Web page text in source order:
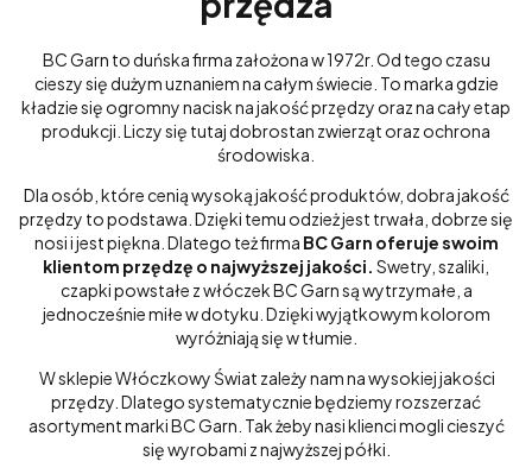
BC Garn to duńska firma założona w 1972r. Od tego czasu
cieszy się dużym uznaniem na całym świecie. To marka gdzie
kładzie się ogromny nacisk na jakość przędzy oraz na cały etap
produkcji. Liczy się tutaj dobrostan zwierząt oraz ochrona
środowiska.
Dla osób, które cenią wysoką jakość produktów, dobra jakość
przędzy to podstawa. Dzięki temu odzież jest trwała, dobrze się
nosi i jest piękna. Dlatego też firma BC Garn oferuje swoim
klientom przędzę o najwyższej jakości. Swetry, szaliki,
czapki powstałe z włóczek BC Garn są wytrzymałe, a
jednocześnie miłe w dotyku. Dzięki wyjątkowym kolorom
wyróżniają się w tłumie.
W sklepie Włóczkowy Świat zależy nam na wysokiej jakości
przędzy. Dlatego systematycznie będziemy rozszerzać
asortyment marki BC Garn. Tak żeby nasi klienci mogli cieszyć
się wyrobami z najwyższej półki.